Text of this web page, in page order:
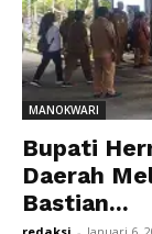
MANOKWARI
Bupati
Daerah
Bastian...